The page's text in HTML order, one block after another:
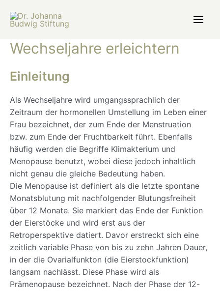
Inhalt
Wechseljahre erleichtern
Einleitung
Als Wechseljahre wird umgangssprachlich der
Zeitraum der hormonellen Umstellung im Leben einer
Frau bezeichnet, der zum Ende der Menstruation
bzw. zum Ende der Fruchtbarkeit führt. Ebenfalls
häufig werden die Begriffe Klimakterium und
Menopause benutzt, wobei diese jedoch inhaltlich
nicht genau die gleiche Bedeutung haben.
Die Menopause ist definiert als die letzte spontane
Monatsblutung mit nachfolgender Blutungsfreiheit
über 12 Monate. Sie markiert das Ende der Funktion
der Eierstöcke und wird erst aus der
Retroperspektive datiert. Davor erstreckt sich eine
zeitlich variable Phase von bis zu zehn Jahren Dauer,
in der die Ovarialfunkton (die Eierstockfunktion)
langsam nachlässt. Diese Phase wird als
Prämenopause bezeichnet. Nach der Phase der 12-